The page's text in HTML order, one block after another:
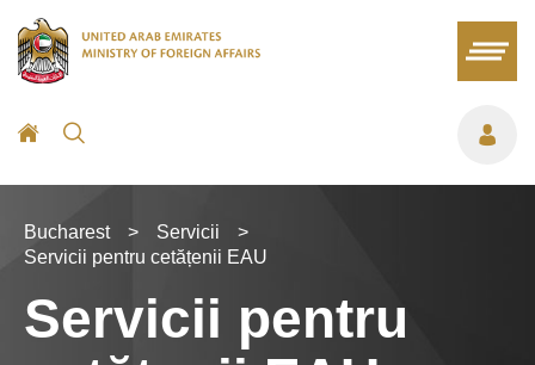
Bucharest > Servicii
>
Servicii pentru cetățenii EAU
Servicii pentru